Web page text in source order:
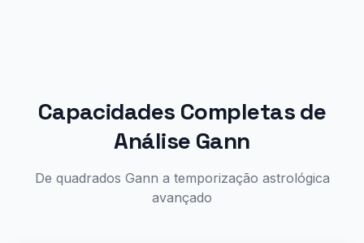
Capacidades Completas de
Análise Gann
De quadrados Gann a temporização astrológica
avançado